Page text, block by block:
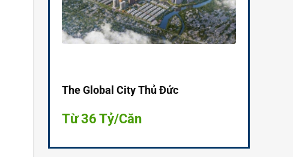
The Global City Thủ Đức
Từ 36 Tỷ/Căn